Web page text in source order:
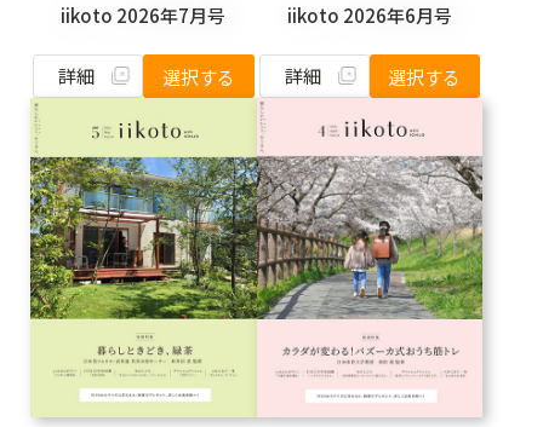
iikoto 2026年7月号
詳細 選択する
iikoto 2026年6月号
詳細 選択する